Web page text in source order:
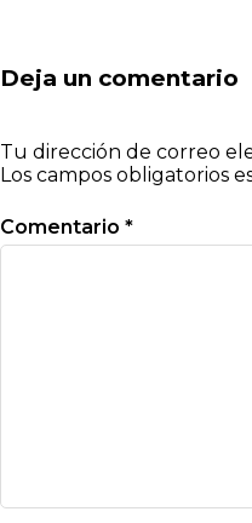
Deja un comentario
Tu dirección de correo
Los campos obligatorios
Comentario *